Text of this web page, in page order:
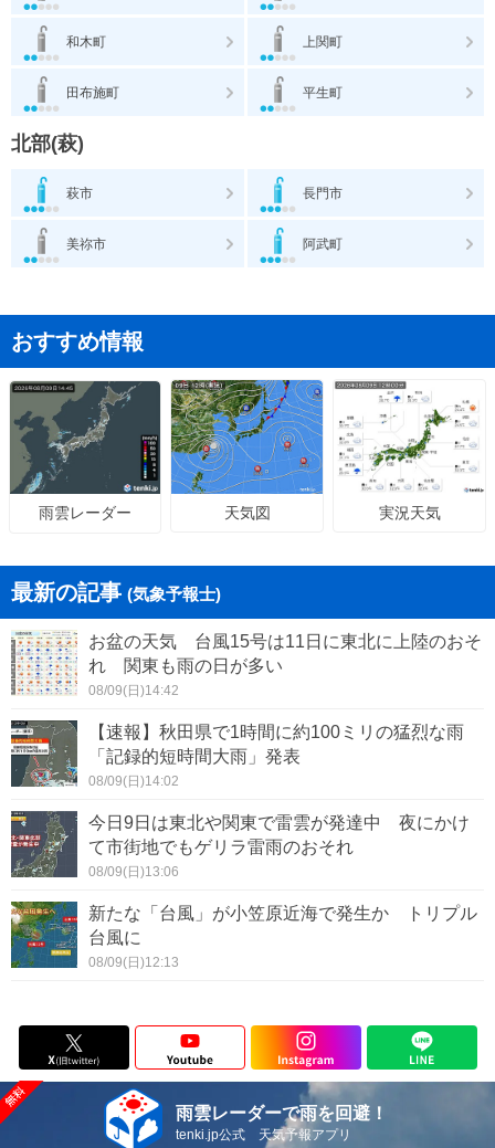
和木町 上関町
田布施町 平生町
北部(萩)
萩市 長門市
美祢市 阿武町
おすすめ情報
雨雲レーダー 天気図 実況天気
最新の記事 (気象予報士)
お盆の天気 台風15号は11日に東北に上陸のおそ
れ 関東も雨の日が多い
08/09(日)14:42
【速報】秋田県で1時間に約100ミリの猛烈な雨
「記録的短時間大雨」発表
08/09(日)14:02
今日9日は東北や関東で雷雲が発達中 夜にかけ
て市街地でもゲリラ雷雨のおそれ
08/09(日)13:06
新たな「台風」が小笠原近海で発生か トリプル
台風に
08/09(日)12:13
雨雲レーダーで雨を回避！
tenki.jp公式 天気予報アプリ